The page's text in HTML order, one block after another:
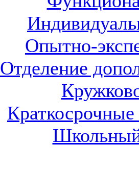
Опытно-
Отделение